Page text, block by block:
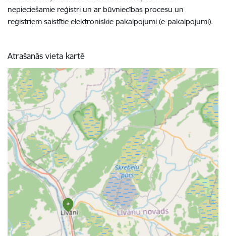
nepieciešamie reģistri un ar būvniecības procesu un
reģistriem saistītie elektroniskie pakalpojumi (e-pakalpojumi).
Atrašanās vieta kartē